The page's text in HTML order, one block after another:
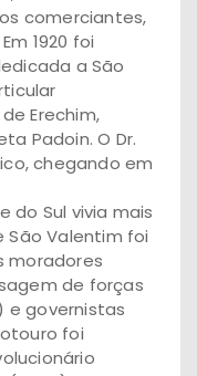
comerciantes,
1920 foi
a São
Erechim,
Padoin. O Dr.
chegando em
Sul vivia mais
Valentim foi
moradores
de forças
e governistas
foi